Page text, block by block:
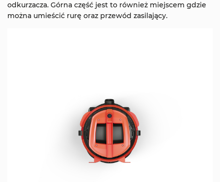
odkurzacza. Górna część jest to również miejscem gdzie
można umieścić rurę oraz przewód zasilający.